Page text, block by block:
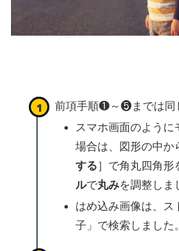
前項手順❶～❺までは同
スマホ画面のように
場合は、図形の中か
する］で角丸四角形
ルで丸みを調整しま
はめ込み画像は、ス
子」で検索しました。